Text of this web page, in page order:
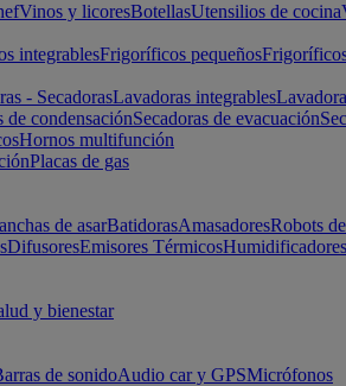
Vinos y licoresBotellasUtensilios de cocina
integrablesFrigoríficos pequeños
- SecadorasLavadoras integrables
de condensaciónSecadoras de evacuación
Hornos multifunción
Placas de gas
de asarBatidorasAmasadoresRobots
DifusoresEmisores TérmicosHumidificadores
y bienestar
de sonidoAudio car y GPSMicrófonos